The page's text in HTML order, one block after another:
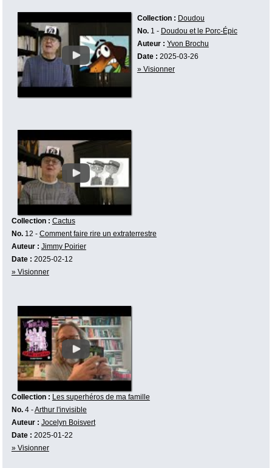
Collection : Doudou
No.1 - Doudou et le Porc-Épic
Auteur : Yvon Brochu
Date : 2025-03-26
» Visionner
Collection : Cactus
No.12 - Comment faire rire un extraterrestre
Auteur : Jimmy Poirier
Date : 2025-02-12
» Visionner
Collection : Les superhéros de ma famille
No.4 -Arthur l'invisible
Auteur : Jocelyn Boisvert
Date : 2025-01-22
» Visionner